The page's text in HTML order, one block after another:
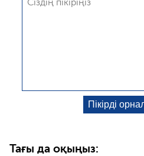
Тағы да оқыңыз: